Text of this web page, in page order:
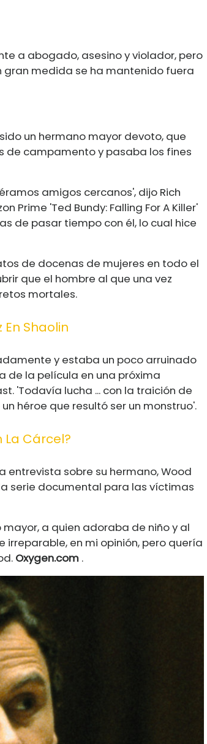
a abogado, asesino y violador, pero
gran medida se ha mantenido fuera
un hermano mayor devoto, que
de campamento y pasaba los fines
amigos cercanos', dijo Rich
Prime 'Ted Bundy: Falling For A Killer'
de pasar tiempo con él, lo cual hice
de docenas de mujeres en todo el
que el hombre al que una vez
mortales.
Shaolin
y estaba un poco arruinado
de la película en una próxima
'Todavía lucha ... con la traición de
héroe que resultó ser un monstruo'.
La Cárcel?
entrevista sobre su hermano, Wood
serie documental para las víctimas
a quien adoraba de niño y al
en mi opinión, pero quería
Oxygen.com .